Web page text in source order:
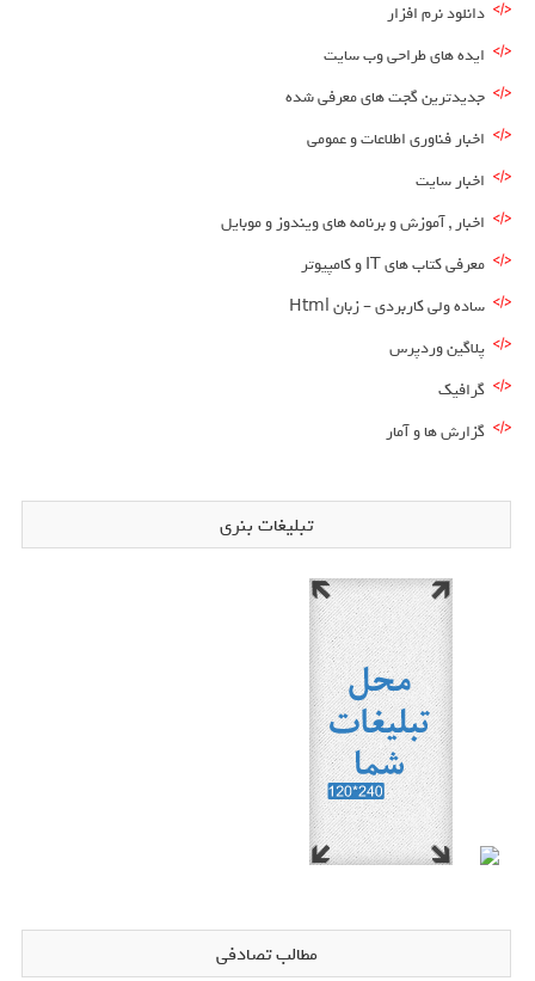
دانلود نرم افزار
ایده های طراحی وب سایت
جدیدترین گجت های معرفی شده
اخبار فناوری اطلاعات و عمومی
اخبار سایت
اخبار , آموزش و برنامه های ویندوز و موبایل
معرفی کتاب های IT و کامپیوتر
ساده ولی کاربردی – زبان Html
پلاگین وردپرس
گرافیک
گزارش ها و آمار
تبلیغات بنری
مطالب تصادفی